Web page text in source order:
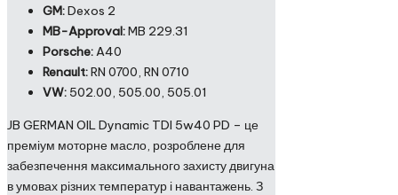
GM:Dexos 2
MB-Approval:MB 229.31
Porsche:A40
Renault:RN 0700, RN 0710
VW: 502.00, 505.00, 505.01
JB GERMAN OIL Dynamic TDI 5w40 PD – це
преміум моторне масло, розроблене для
забезпечення максимального захисту двигуна
в умовах різних температур і навантажень. З